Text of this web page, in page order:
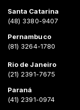
Santa Catarina
(48) 3380-9407
Pernambuco
(81) 3264-1780
Rio de Janeiro
(21) 2391-7675
Paraná
(41) 2391-0974